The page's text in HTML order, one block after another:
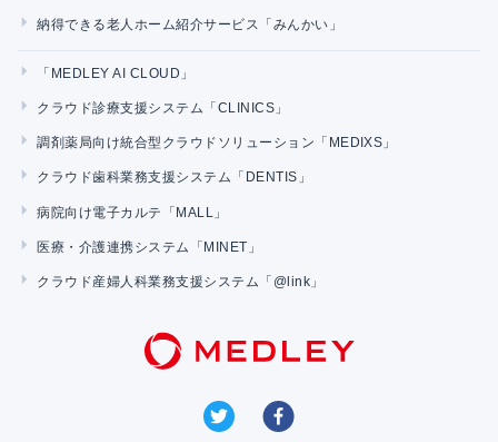
納得できる老人ホーム紹介サービス「みんかい」
「MEDLEY AI CLOUD」
クラウド診療支援システム「CLINICS」
調剤薬局向け統合型クラウドソリューション「MEDIXS」
クラウド歯科業務支援システム「DENTIS」
病院向け電子カルテ「MALL」
医療・介護連携システム「MINET」
クラウド産婦人科業務支援システム「@link」